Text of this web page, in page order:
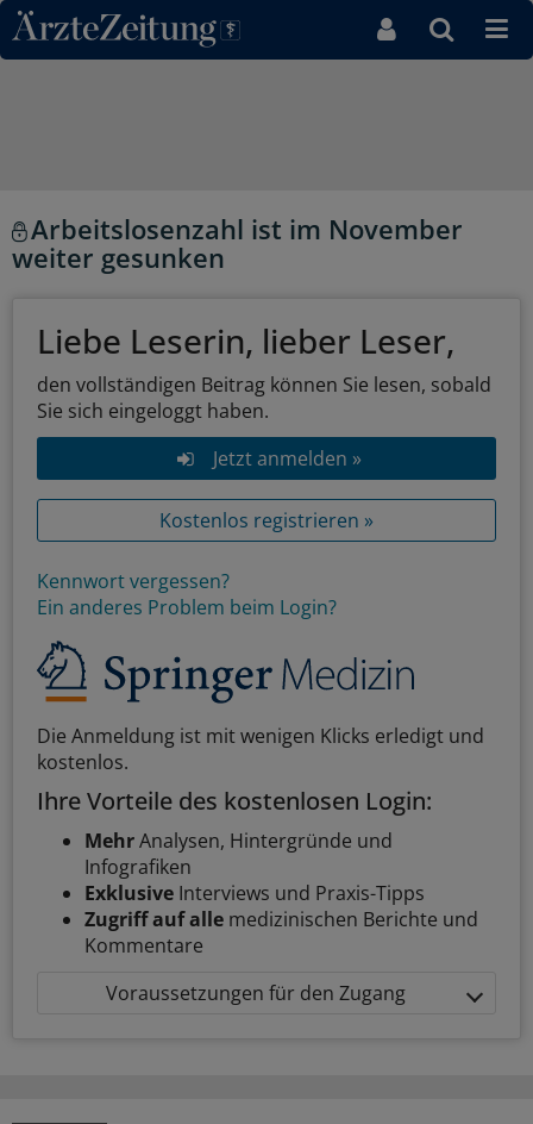
Direkt zum Inhaltsbereich
Arbeitslosenzahl ist im November
weiter gesunken
Liebe Leserin, lieber Leser,
den vollständigen Beitrag können Sie lesen, sobald
Sie sich eingeloggt haben.
Jetzt anmelden »
Kostenlos registrieren »
Kennwort vergessen?
Ein anderes Problem beim Login?
Die Anmeldung ist mit wenigen Klicks erledigt und
kostenlos.
Ihre Vorteile des kostenlosen Login:
MehrAnalysen, Hintergründe und
Infografiken
Exklusive Interviews und Praxis-Tipps
Zugriff auf alle medizinischen Berichte und
Kommentare
Voraussetzungen für den Zugang